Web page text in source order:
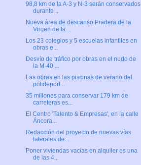
98,8 km de la A-3 y N-3 serán conservados
durante ...
Nueva área de descanso Pradera de la
Virgen de la ...
Los 23 colegios y 5 escuelas infantiles en
obras e...
Desvío de tráfico por obras en el nudo de
la M-40 ...
Las obras en las piscinas de verano del
polideport...
35 millones para conservar 179 km de
carreteras es...
El Centro 'Talento & Empresas', en la calle
Áncora...
Redacción del proyecto de nuevas vías
laterales de...
Poner viviendas vacías en alquiler es una
de las 4...